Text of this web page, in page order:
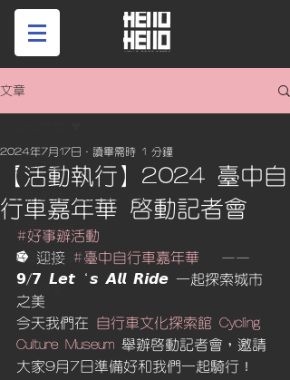
文章
全部文章
好的事情Hello! Taichung
好事忙啥？
好事行銷筆記
好事講堂
【活動執行】2024 臺中自
行車嘉年華 啟動記者會
2024年7月17日 讀畢需時 1 分鐘
#好事辦活動
⭓ 迎接 #臺中自行車嘉年華 ——
𝟵/𝟳 𝙇𝙚𝙩‘𝙨 𝘼𝙡𝙡 𝙍𝙞𝙙𝙚 一起探索城市
之美
今天我們在 自行車文化探索館 Cycling
Culture Museum 舉辦啟動記者會，邀請
大家9月7日準備好和我們一起騎行！